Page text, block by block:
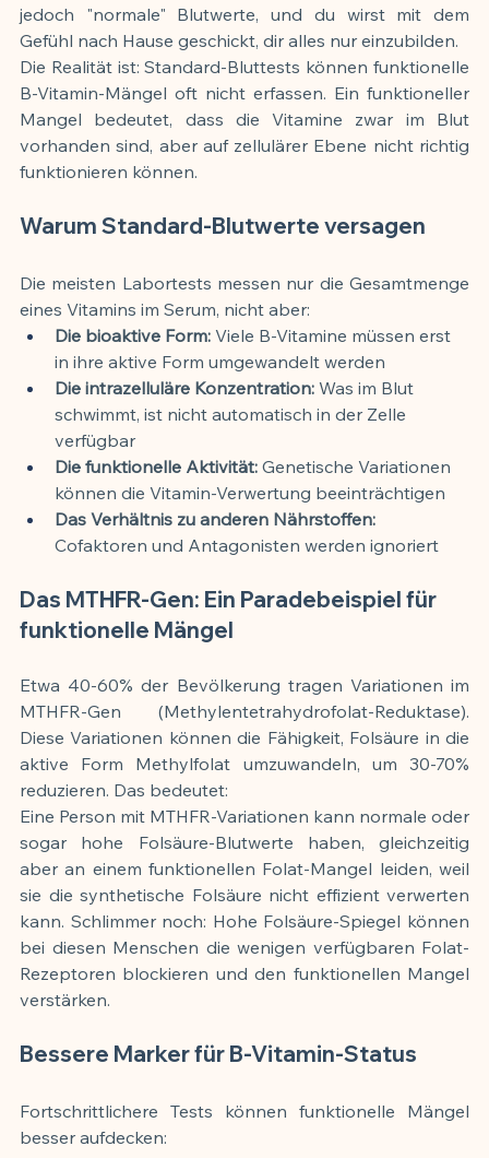
jedoch "normale" Blutwerte, und du wirst mit dem
Gefühl nach Hause geschickt, dir alles nur einzubilden.
Die Realität ist: Standard-Bluttests können funktionelle
B-Vitamin-Mängel oft nicht erfassen. Ein funktioneller
Mangel bedeutet, dass die Vitamine zwar im Blut
vorhanden sind, aber auf zellulärer Ebene nicht richtig
funktionieren können.
Warum Standard-Blutwerte versagen
Die meisten Labortests messen nur die Gesamtmenge
eines Vitamins im Serum, nicht aber:
Die bioaktive Form: Viele B-Vitamine müssen erst
in ihre aktive Form umgewandelt werden
Die intrazelluläre Konzentration: Was im Blut
schwimmt, ist nicht automatisch in der Zelle
verfügbar
Die funktionelle Aktivität: Genetische Variationen
können die Vitamin-Verwertung beeinträchtigen
Das Verhältnis zu anderen Nährstoffen:
Cofaktoren und Antagonisten werden ignoriert
Das MTHFR-Gen: Ein Paradebeispiel für
funktionelle Mängel
Etwa 40-60% der Bevölkerung tragen Variationen im
MTHFR-Gen (Methylentetrahydrofolat-Reduktase).
Diese Variationen können die Fähigkeit, Folsäure in die
aktive Form Methylfolat umzuwandeln, um 30-70%
reduzieren. Das bedeutet:
Eine Person mit MTHFR-Variationen kann normale oder
sogar hohe Folsäure-Blutwerte haben, gleichzeitig
aber an einem funktionellen Folat-Mangel leiden, weil
sie die synthetische Folsäure nicht effizient verwerten
kann. Schlimmer noch: Hohe Folsäure-Spiegel können
bei diesen Menschen die wenigen verfügbaren Folat-
Rezeptoren blockieren und den funktionellen Mangel
verstärken.
Bessere Marker für B-Vitamin-Status
Fortschrittlichere Tests können funktionelle Mängel
besser aufdecken: